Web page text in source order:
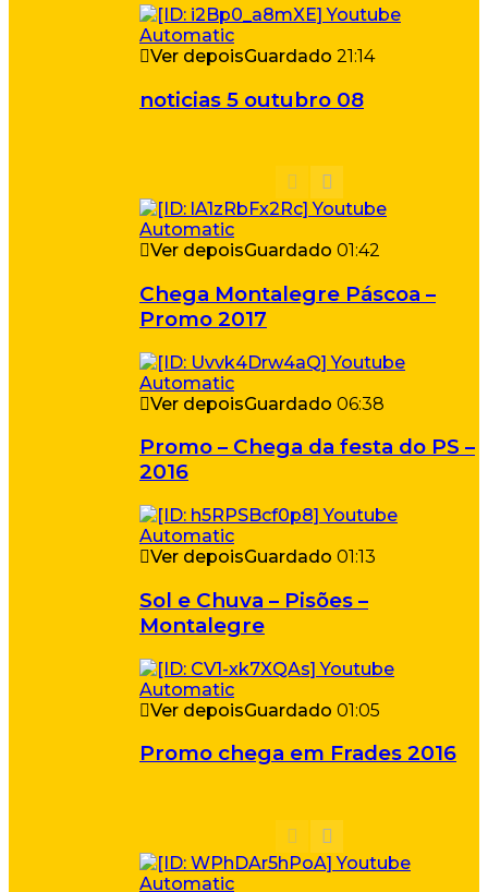
Ver depoisGuardado 21:14
noticias 5 outubro 08
Ver depoisGuardado 01:42
Chega Montalegre Páscoa –
Promo 2017
Ver depoisGuardado 06:38
Promo – Chega da festa do PS –
2016
Ver depoisGuardado 01:13
Sol e Chuva – Pisões –
Montalegre
Ver depoisGuardado 01:05
Promo chega em Frades 2016